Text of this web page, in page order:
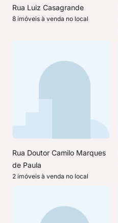
Rua Luiz Casagrande
8 imóveis à venda no local
Rua Doutor Camilo Marques
de Paula
2 imóveis à venda no local